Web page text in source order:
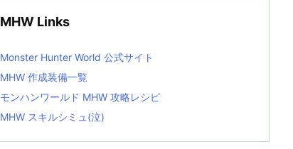
MHW Links
Monster Hunter World 公式サイト
MHW 作成装備一覧
モンハンワールド MHW 攻略レシピ
MHW スキルシミュ(泣)